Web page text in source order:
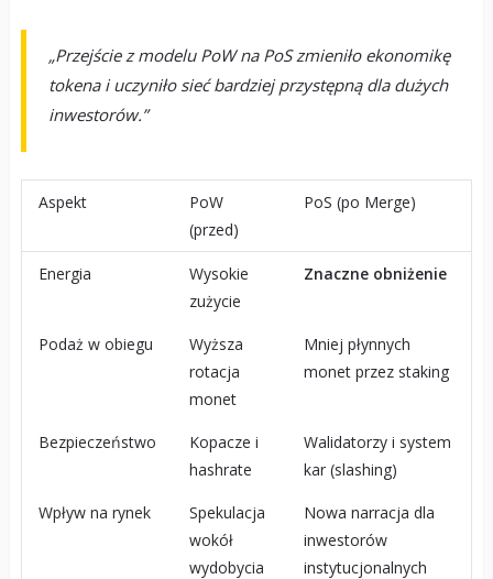
„Przejście z modelu PoW na PoS zmieniło ekonomikę
tokena i uczyniło sieć bardziej przystępną dla dużych
inwestorów.”
Aspekt
PoW
(przed)
PoS (po Merge)
Energia
Wysokie
zużycie
Znaczne obniżenie
Podaż w obiegu
Wyższa
rotacja
monet
Mniej płynnych
monet przez staking
Bezpieczeństwo
Kopacze i
hashrate
Walidatorzy i system
kar (slashing)
Wpływ na rynek
Spekulacja
wokół
wydobycia
Nowa narracja dla
inwestorów
instytucjonalnych